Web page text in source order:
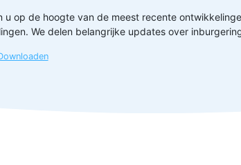
op de hoogte van de meest recente
We delen belangrijke updates over